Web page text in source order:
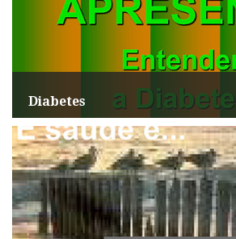
Diabetes